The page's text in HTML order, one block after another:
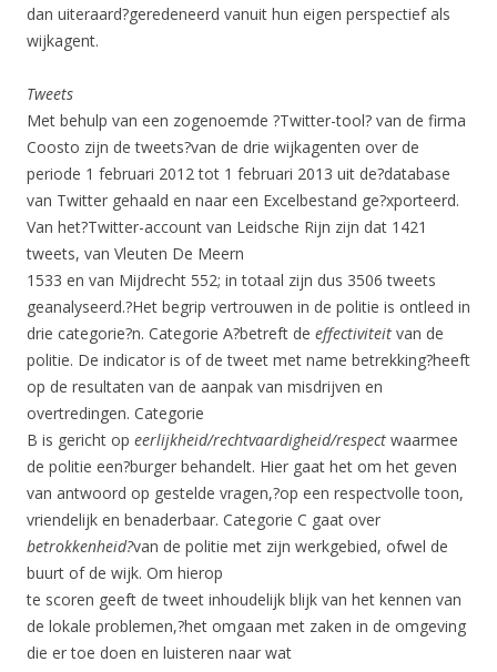
dan uiteraard?geredeneerd vanuit hun eigen perspectief als
wijkagent.
Tweets
Met behulp van een zogenoemde ?Twitter-tool? van de firma
Coosto zijn de tweets?van de drie wijkagenten over de
periode 1 februari 2012 tot 1 februari 2013 uit de?database
van Twitter gehaald en naar een Excelbestand ge?xporteerd.
Van het?Twitter-account van Leidsche Rijn zijn dat 1421
tweets, van Vleuten De Meern
1533 en van Mijdrecht 552; in totaal zijn dus 3506 tweets
geanalyseerd.?Het begrip vertrouwen in de politie is ontleed in
drie categorie?n. Categorie A?betreft de effectiviteit van de
politie. De indicator is of de tweet met name betrekking?heeft
op de resultaten van de aanpak van misdrijven en
overtredingen. Categorie
B is gericht op eerlijkheid/rechtvaardigheid/respect waarmee
de politie een?burger behandelt. Hier gaat het om het geven
van antwoord op gestelde vragen,?op een respectvolle toon,
vriendelijk en benaderbaar. Categorie C gaat over
betrokkenheid?van de politie met zijn werkgebied, ofwel de
buurt of de wijk. Om hierop
te scoren geeft de tweet inhoudelijk blijk van het kennen van
de lokale problemen,?het omgaan met zaken in de omgeving
die er toe doen en luisteren naar wat